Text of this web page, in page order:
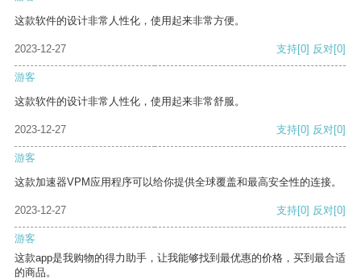
这款软件的设计非常人性化，使用起来非常方便。
2023-12-27 支持[0] 反对[0]
游客
这款软件的设计非常人性化，使用起来非常舒服。
2023-12-27 支持[0] 反对[0]
游客
这款加速器VPM应用程序可以给你提供全球覆盖和最高安全性的连接。
2023-12-27 支持[0] 反对[0]
游客
这款app是我购物的得力助手，让我能够找到最优惠的价格，买到最合适
的商品。